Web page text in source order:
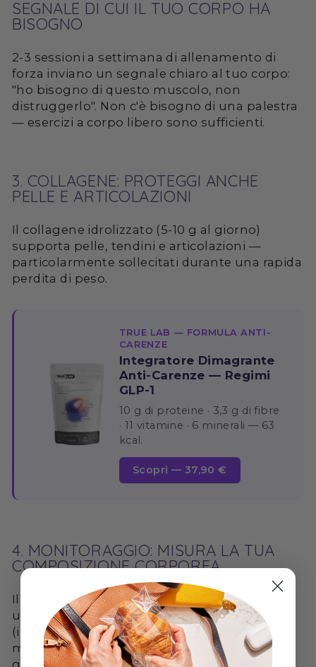
SEGNALE DI CUI IL TUO CORPO HA
BISOGNO
2-3 sessioni a settimana di allenamento di
forza inviano un segnale chiaro al tuo corpo:
"ho bisogno di questo muscolo, non
distruggerlo". Non c'è bisogno di una palestra
— esercizi a corpo libero sono sufficienti.
3. COLLAGENE: PROTEGGI ANCHE
PELLE E ARTICOLAZIONI
Il collagene idrolizzato (5-10 g al giorno)
supporta pelle, tendini e articolazioni —
particolarmente sollecitati durante una rapida
perdita di peso.
TRUE LAB — FORMULA ANTI-
CARENZE
Integratore Dimagrante
Anti-Carenze — Regimi
GLP-1
10 g di proteine · 3,3 g di fibre
· 11 vitamine · 6 minerali — 63
kcal.
Scopri — 37,90 €
4. MONITORAGGIO: MISURA LA TUA
COMPOSIZIONE CORPOREA
Il peso da solo non dice nulla. Richiedi
un'analisi della composizione corporea
(impedenziometria) ogni mese per
monitorare l'evoluzione della tua massa